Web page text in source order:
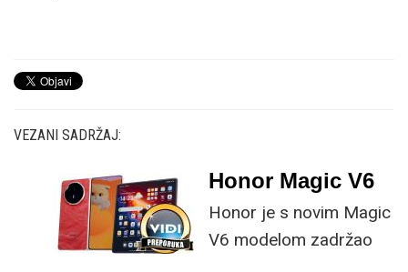
VEZANI SADRŽAJ:
Honor Magic V6
Honor je s novim Magic
V6 modelom zadržao